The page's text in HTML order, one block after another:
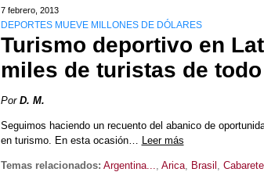
7 febrero, 2013
DEPORTES MUEVE MILLONES DE DÓLARES
Turismo deportivo en
miles de turistas de
Por D. M.
Seguimos haciendo un recuento del abanico de
en turismo. En esta ocasión… Leer más
Temas relacionados: Argentina..., Arica, Brasil , Cabarete